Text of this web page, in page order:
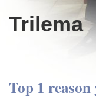
Trilema
Top 1